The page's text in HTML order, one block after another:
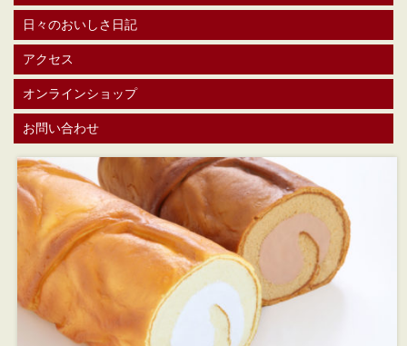
日々のおいしさ日記
アクセス
オンラインショップ
お問い合わせ